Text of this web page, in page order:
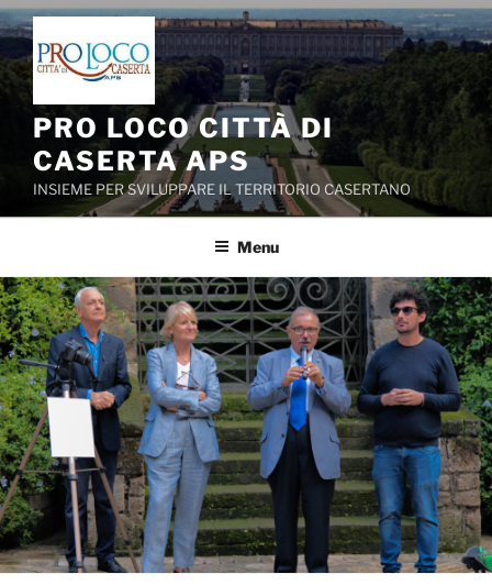
Salta
al
contenuto
PRO LOCO CITTÀ DI
CASERTA APS
INSIEME PER SVILUPPARE IL TERRITORIO CASERTANO
Menu